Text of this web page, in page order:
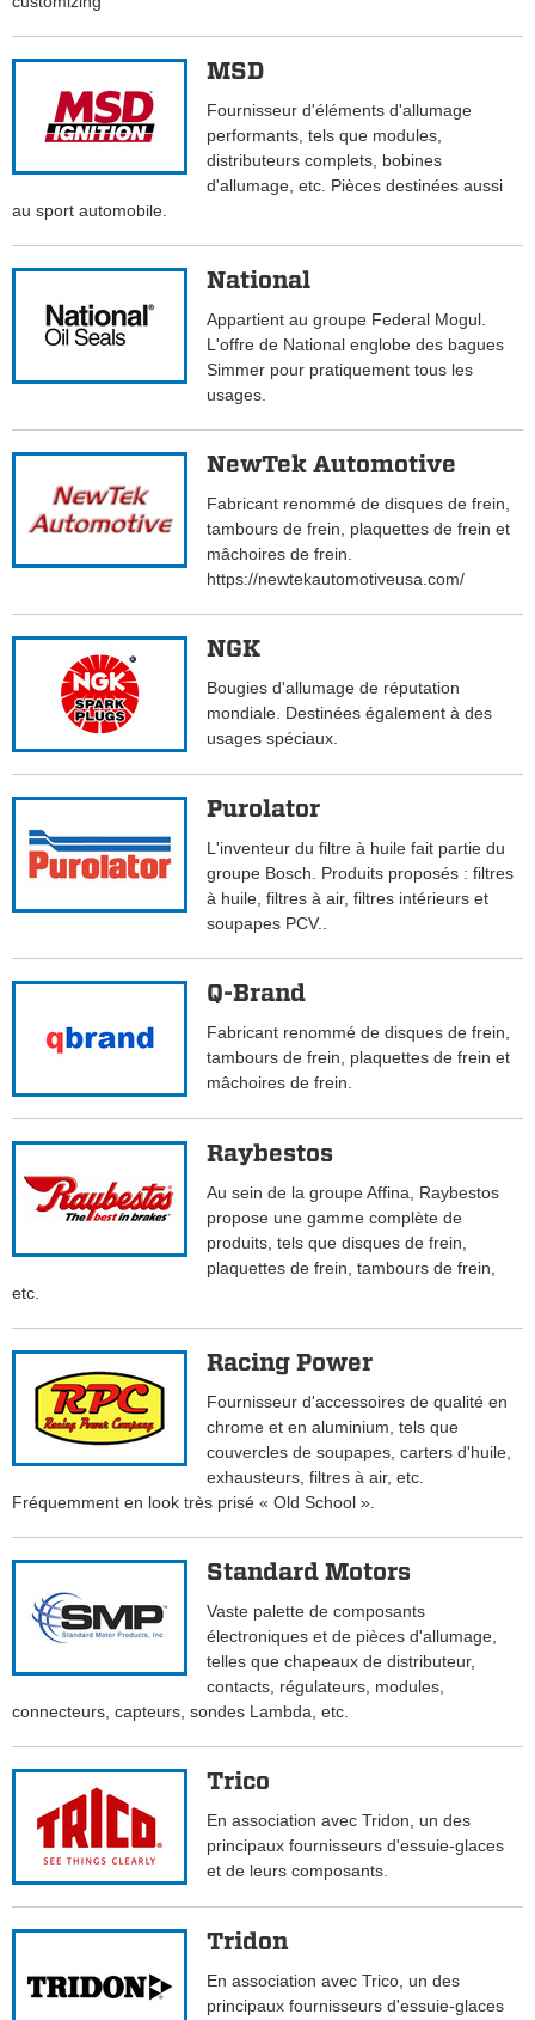
MSD
Fournisseur d'éléments d'allumage
performants, tels que modules,
distributeurs complets, bobines
d'allumage, etc. Pièces destinées aussi
au sport automobile.
National
Appartient au groupe Federal Mogul.
L'offre de National englobe des bagues
Simmer pour pratiquement tous les
usages.
NewTek Automotive
Fabricant renommé de disques de frein,
tambours de frein, plaquettes de frein et
mâchoires de frein.
https://newtekautomotiveusa.com/
NGK
Bougies d'allumage de réputation
mondiale. Destinées également à des
usages spéciaux.
Purolator
L'inventeur du filtre à huile fait partie du
groupe Bosch. Produits proposés : filtres
à huile, filtres à air, filtres intérieurs et
soupapes PCV..
Q-Brand
Fabricant renommé de disques de frein,
tambours de frein, plaquettes de frein et
mâchoires de frein.
Raybestos
Au sein de la groupe Affina, Raybestos
propose une gamme complète de
produits, tels que disques de frein,
plaquettes de frein, tambours de frein,
etc.
Racing Power
Fournisseur d'accessoires de qualité en
chrome et en aluminium, tels que
couvercles de soupapes, carters d'huile,
exhausteurs, filtres à air, etc.
Fréquemment en look très prisé « Old School ».
Standard Motors
Vaste palette de composants
électroniques et de pièces d'allumage,
telles que chapeaux de distributeur,
contacts, régulateurs, modules,
connecteurs, capteurs, sondes Lambda, etc.
Trico
En association avec Tridon, un des
principaux fournisseurs d'essuie-glaces
et de leurs composants.
Tridon
En association avec Trico, un des
principaux fournisseurs d'essuie-glaces